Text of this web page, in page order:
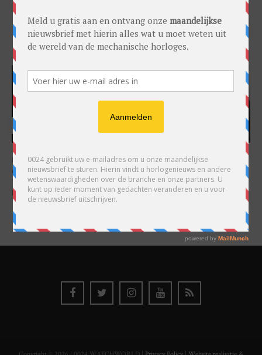
Hoofdredacteur en uitgever van 0024 Horloges. Een horlogeliefhebber en
ondernemer in hart en nieren, voor wie de liefde al decennia teruggaat. Voor
Wijnschenk is uitgeven levenslange passie, net als de oneindige interesse in
horloges.